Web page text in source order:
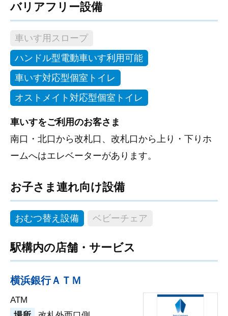
バリアフリー設備
車いす用スロープ
ハンドル型電動車いす利用可能
車いす対応型個室トイレ
オストメイト対応型個室トイレ
車いすをご利用のお客さま
南口・北口から改札口、改札口から上り・下りホ
ームへはエレベーターがあります。
お子さま連れ向け設備
おむつ替え設備 ベビーチェア
駅構内の店舗・サービス
横浜銀行ＡＴＭ
ATM